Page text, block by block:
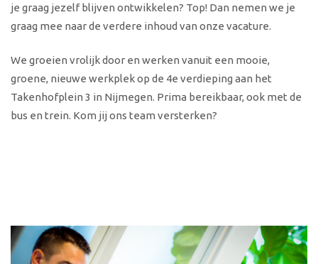
je graag jezelf blijven ontwikkelen? Top! Dan nemen we je
graag mee naar de verdere inhoud van onze vacature.
We groeien vrolijk door en werken vanuit een mooie,
groene, nieuwe werkplek op de 4e verdieping aan het
Takenhofplein 3 in Nijmegen. Prima bereikbaar, ook met de
bus en trein. Kom jij ons team versterken?